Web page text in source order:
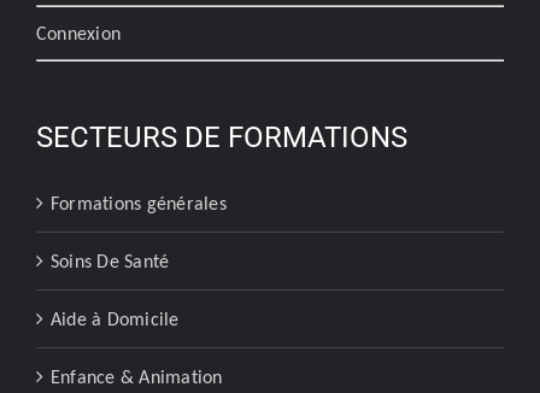
Connexion
SECTEURS DE FORMATIONS
Formations générales
Soins De Santé
Aide à Domicile
Enfance & Animation